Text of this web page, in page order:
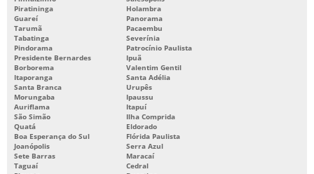
Piratininga
Holambra
Guareí
Panorama
Tarumã
Pacaembu
Tabatinga
Severínia
Pindorama
Patrocínio Paulista
Presidente Bernardes
Ipuã
Borborema
Valentim Gentil
Itaporanga
Santa Adélia
Santa Branca
Urupês
Morungaba
Ipaussu
Auriflama
Itapuí
São Simão
Ilha Comprida
Quatá
Eldorado
Boa Esperança do Sul
Flórida Paulista
Joanópolis
Serra Azul
Sete Barras
Maracaí
Taguaí
Cedral